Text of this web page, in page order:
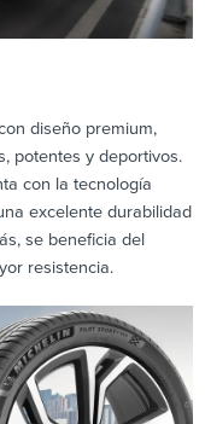
diseño premium,
potentes y deportivos.
con la tecnología
excelente durabilidad
se beneficia del
resistencia.